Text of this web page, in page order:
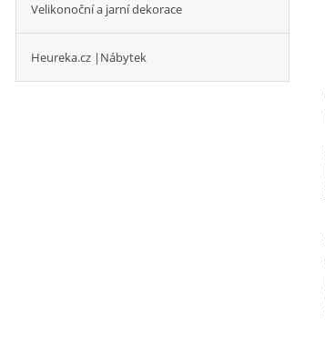
Velikonoční a jarní dekorace
Heureka.cz |Nábytek